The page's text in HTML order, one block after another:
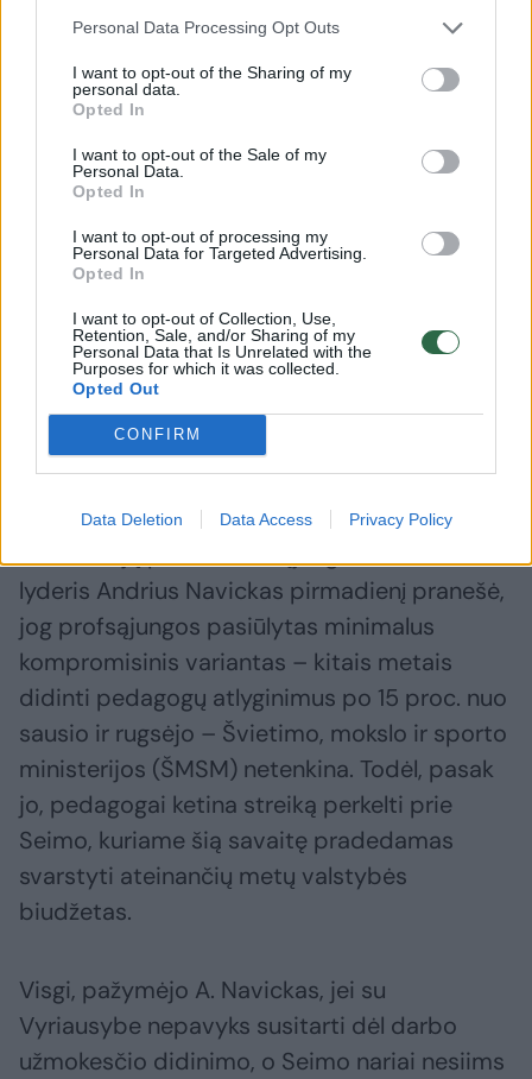
Personal Data Processing Opt Outs
I want to opt-out of the Sharing of my
personal data.
Opted In
I want to opt-out of the Sale of my
Personal Data.
Opted In
I want to opt-out of processing my
Personal Data for Targeted Advertising.
Opted In
I want to opt-out of Collection, Use,
Retention, Sale, and/or Sharing of my
Personal Data that Is Unrelated with the
Purposes for which it was collected.
Opted Out
CONFIRM
Data Deletion Data Access Privacy Policy
aiškiai ir skaidriai deklaruojame biudžeto
projektu visas galimybes ir visus siūlymus.
Būna, kad situacija keičiasi, būna, kad
biudžetą tenka metų viduryje taisyti dėl
pasikeitusios situacijos, bet tada tai ir
priimamo projekto paklaida nuo pirminio
būna labai nedidelė ir tikrai jau ne
šimtamilijoninė, ko reikalautų „15+15“, –
pabrėžia ministrė pirmininkė.
ELTA primena, kad Lietuvos švietimo
lyderis Andrius Navickas pirmadienį pranešė,
jog profsąjungos pasiūlytas minimalus
kompromisinis variantas – kitais metais
didinti pedagogų atlyginimus po 15 proc. nuo
sausio ir rugsėjo – Švietimo, mokslo ir sporto
ministerijos (ŠMSM) netenkina. Todėl, pasak
jo, pedagogai ketina streiką perkelti prie
Seimo, kuriame šią savaitę pradedamas
svarstyti ateinančių metų valstybės
biudžetas.
Visgi, pažymėjo A. Navickas, jei su
Vyriausybe nepavyks susitarti dėl darbo
užmokesčio didinimo, o Seimo nariai nesiims